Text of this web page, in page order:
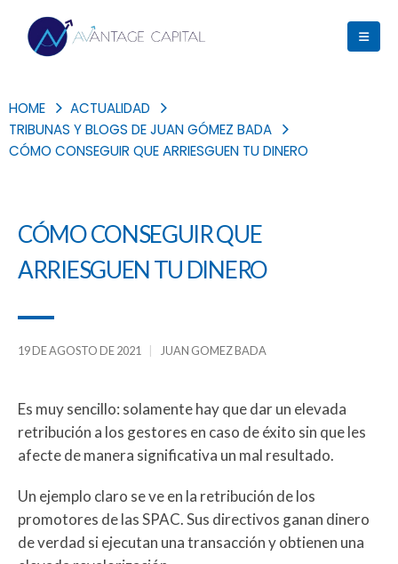
HOME
ACTUALIDAD
TRIBUNAS Y BLOGS DE JUAN GÓMEZ BADA
CÓMO CONSEGUIR QUE ARRIESGUEN TU DINERO
CÓMO CONSEGUIR QUE
ARRIESGUEN TU DINERO
19 DE AGOSTO DE 2021 JUAN GOMEZ BADA
Es muy sencillo: solamente hay que dar un elevada
retribución a los gestores en caso de éxito sin que les
afecte de manera significativa un mal resultado.
Un ejemplo claro se ve en la retribución de los
promotores de las SPAC. Sus directivos ganan dinero
de verdad si ejecutan una transacción y obtienen una